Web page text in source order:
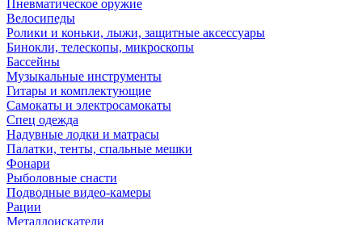
Пневматическое оружие
Велосипеды
Ролики и коньки, лыжи, защитные аксессуары
Бинокли, телескопы, микроскопы
Бассейны
Музыкальные инструменты
Гитары и комплектующие
Самокаты и электросамокаты
Спец одежда
Надувные лодки и матрасы
Палатки, тенты, спальные мешки
Фонари
Рыболовные снасти
Подводные видео-камеры
Рации
Металлоискатели